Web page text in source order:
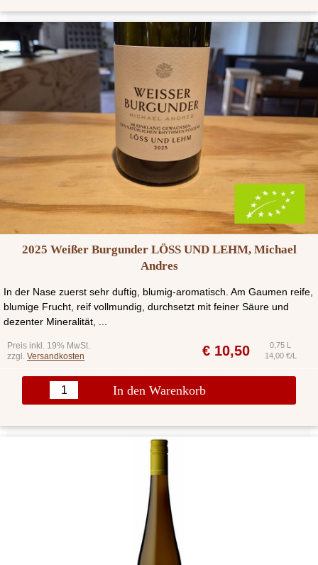
2025 Weißer Burgunder LÖSS UND LEHM, Michael
Andres
In der Nase zuerst sehr duftig, blumig-aromatisch. Am Gaumen reife,
blumige Frucht, reif vollmundig, durchsetzt mit feiner Säure und
dezenter Mineralität, ...
Preis inkl. 19% MwSt.
zzgl. Versandkosten € 10,50
0,75 L
14,00 €/L
In den Warenkorb